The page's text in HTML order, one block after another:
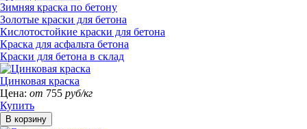
Зимняя краска по бетону
Золотые краски для бетона
Кислотостойкие краски для бетона
Краска для асфальта бетона
Краски для бетона в склад
Цинковая краска
Цена: от 755 руб/кг
Купить